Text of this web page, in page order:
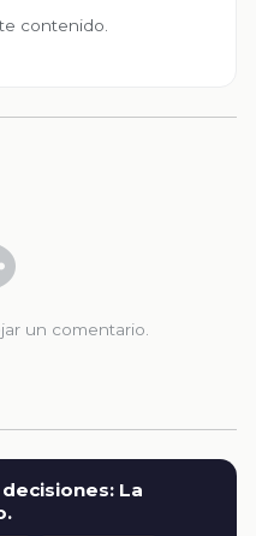
contenido.
un comentario.
La